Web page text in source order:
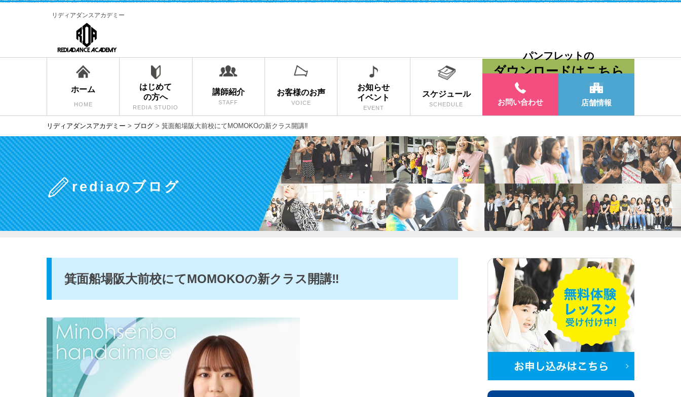
リディアダンスアカデミー
ホーム
HOME
はじめて
の方へ
REDIA STUDIO
講師紹介
STAFF
お客様のお声
VOICE
お知らせ
イベント
EVENT
スケジュール
SCHEDULE
パンフレットの
ダウンロードはこちら
お問い合わせ 店舗情報
リディアダンスアカデミー > ブログ > 箕面船場阪大前校にてMOMOKOの新クラス開講‼
rediaのブログ
箕面船場阪大前校にてMOMOKOの新クラス開講‼